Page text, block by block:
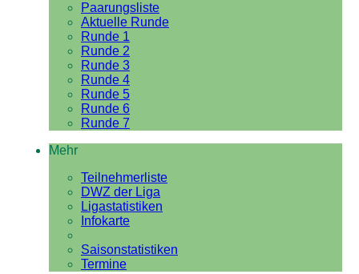
Paarungsliste
Aktuelle Runde
Runde 1
Runde 2
Runde 3
Runde 4
Runde 5
Runde 6
Runde 7
Mehr
Teilnehmerliste
DWZ der Liga
Ligastatistiken
Infokarte
Saisonstatistiken
Termine